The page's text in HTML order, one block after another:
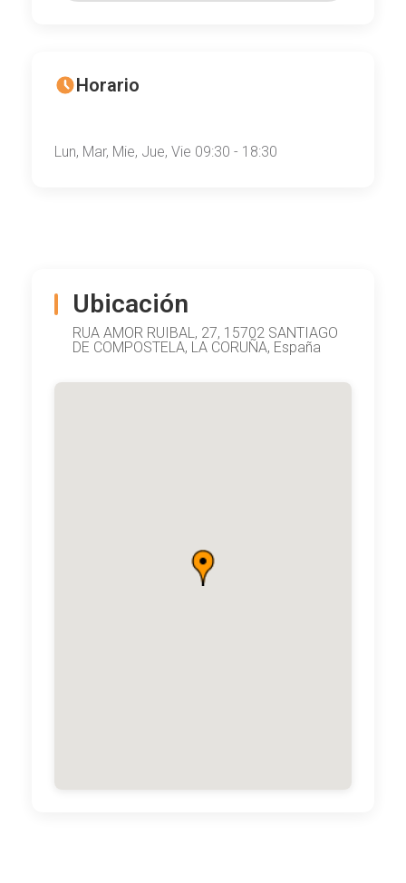
Ubicación
RUA AMOR RUIBAL, 27, 15702 SANTIAGO
DE COMPOSTELA, LA CORUÑA, España
Horario
Lun, Mar, Mie, Jue, Vie 09:30 - 18:30